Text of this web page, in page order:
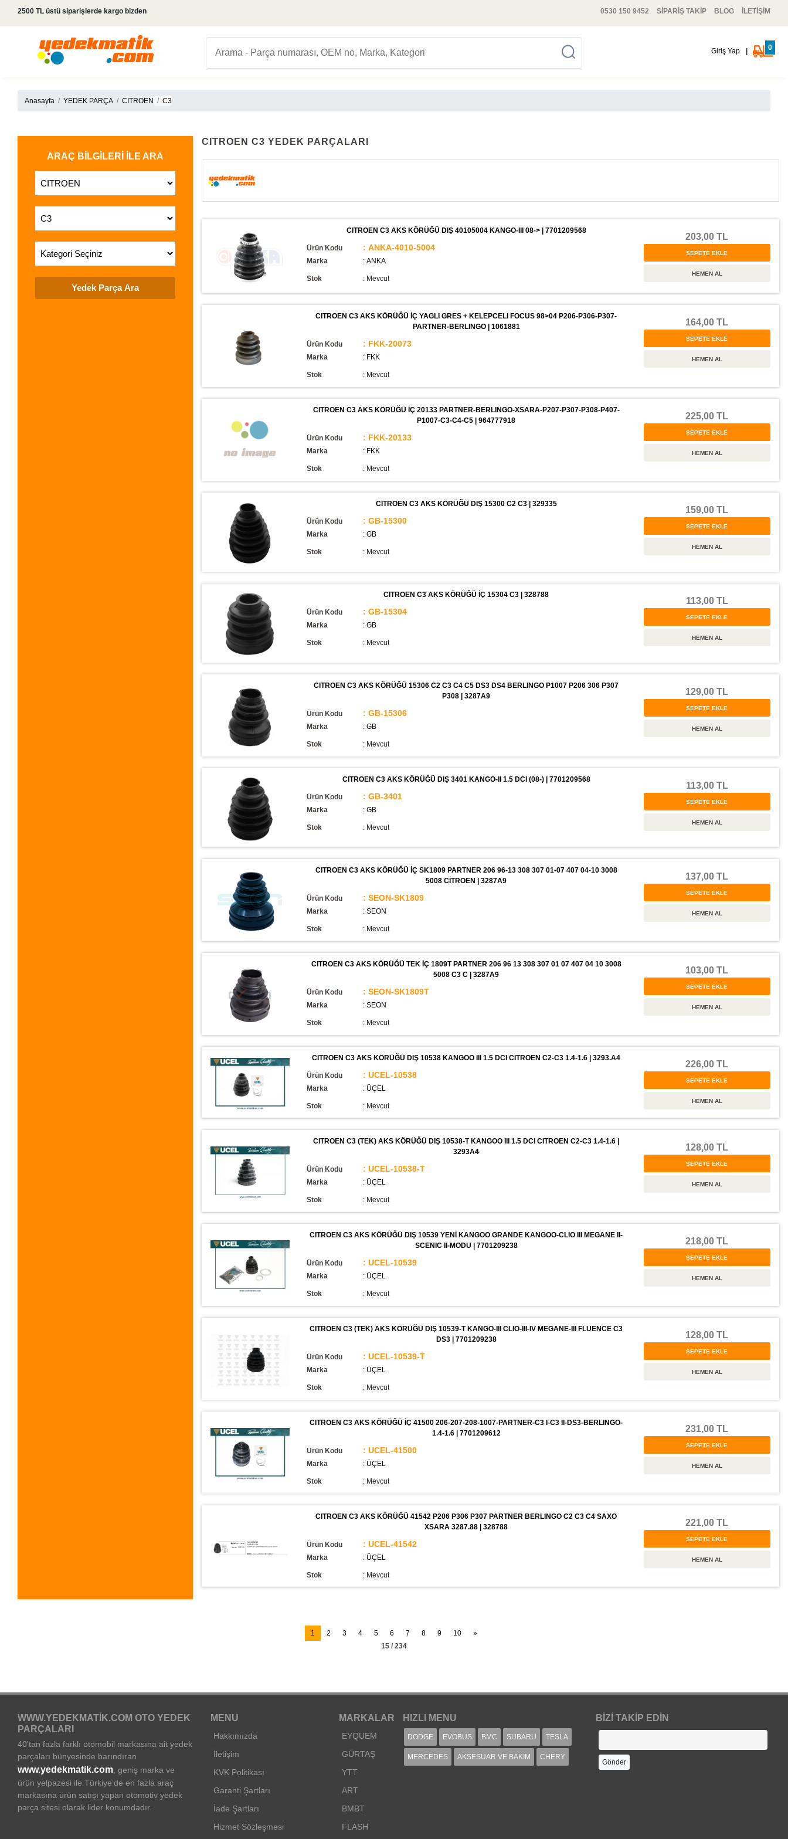
2500 TL üstü siparişlerde kargo bizden 0530 150 9452 SİPARİŞ TAKİP BLOG İLETİŞİM
Giriş Yap 0
Anasayfa YEDEK PARÇA CITROEN C3
ARAÇ BILGILERI İLE ARA
CITROEN C3 YEDEK PARÇALARI
CITROEN C3 AKS KÖRÜĞÜ DIŞ 40105004 KANGO-III 08-> | 7701209568
Ürün Kodu : ANKA-4010-5004
Marka : ANKA
Stok : Mevcut
203,00 TL
CITROEN C3 AKS KÖRÜĞÜ İÇ YAGLI GRES + KELEPCELI FOCUS 98>04 P206-P306-P307-
PARTNER-BERLINGO | 1061881
Ürün Kodu : FKK-20073
Marka : FKK
Stok : Mevcut
164,00 TL
CITROEN C3 AKS KÖRÜĞÜ İÇ 20133 PARTNER-BERLINGO-XSARA-P207-P307-P308-P407-
P1007-C3-C4-C5 | 964777918
Ürün Kodu : FKK-20133
Marka : FKK
Stok : Mevcut
225,00 TL
CITROEN C3 AKS KÖRÜĞÜ DIŞ 15300 C2 C3 | 329335
Ürün Kodu : GB-15300
Marka : GB
Stok : Mevcut
159,00 TL
CITROEN C3 AKS KÖRÜĞÜ İÇ 15304 C3 | 328788
Ürün Kodu : GB-15304
Marka : GB
Stok : Mevcut
113,00 TL
CITROEN C3 AKS KÖRÜĞÜ 15306 C2 C3 C4 C5 DS3 DS4 BERLINGO P1007 P206 306 P307
P308 | 3287A9
Ürün Kodu : GB-15306
Marka : GB
Stok : Mevcut
129,00 TL
CITROEN C3 AKS KÖRÜĞÜ DIŞ 3401 KANGO-II 1.5 DCI (08-) | 7701209568
Ürün Kodu : GB-3401
Marka : GB
Stok : Mevcut
113,00 TL
CITROEN C3 AKS KÖRÜĞÜ İÇ SK1809 PARTNER 206 96-13 308 307 01-07 407 04-10 3008
5008 CİTROEN | 3287A9
Ürün Kodu : SEON-SK1809
Marka : SEON
Stok : Mevcut
137,00 TL
CITROEN C3 AKS KÖRÜĞÜ TEK İÇ 1809T PARTNER 206 96 13 308 307 01 07 407 04 10 3008
5008 C3 C | 3287A9
Ürün Kodu : SEON-SK1809T
Marka : SEON
Stok : Mevcut
103,00 TL
CITROEN C3 AKS KÖRÜĞÜ DIŞ 10538 KANGOO III 1.5 DCI CITROEN C2-C3 1.4-1.6 | 3293.A4
Ürün Kodu : UCEL-10538
Marka : ÜÇEL
Stok : Mevcut
226,00 TL
CITROEN C3 (TEK) AKS KÖRÜĞÜ DIŞ 10538-T KANGOO III 1.5 DCI CITROEN C2-C3 1.4-1.6 |
3293A4
Ürün Kodu : UCEL-10538-T
Marka : ÜÇEL
Stok : Mevcut
128,00 TL
CITROEN C3 AKS KÖRÜĞÜ DIŞ 10539 YENİ KANGOO GRANDE KANGOO-CLIO III MEGANE II-
SCENIC II-MODU | 7701209238
Ürün Kodu : UCEL-10539
Marka : ÜÇEL
Stok : Mevcut
218,00 TL
CITROEN C3 (TEK) AKS KÖRÜĞÜ DIŞ 10539-T KANGO-III CLIO-III-IV MEGANE-III FLUENCE C3
DS3 | 7701209238
Ürün Kodu : UCEL-10539-T
Marka : ÜÇEL
Stok : Mevcut
128,00 TL
CITROEN C3 AKS KÖRÜĞÜ İÇ 41500 206-207-208-1007-PARTNER-C3 I-C3 II-DS3-BERLINGO-
1.4-1.6 | 7701209612
Ürün Kodu : UCEL-41500
Marka : ÜÇEL
Stok : Mevcut
231,00 TL
CITROEN C3 AKS KÖRÜĞÜ 41542 P206 P306 P307 PARTNER BERLINGO C2 C3 C4 SAXO
XSARA 3287.88 | 328788
Ürün Kodu : UCEL-41542
Marka : ÜÇEL
Stok : Mevcut
221,00 TL
1 2 3 4 5 6 7 8 9 10
»
15 / 234
WWW.YEDEKMATIK.COM OTO YEDEK
PARÇALARI
40'tan fazla farklı otomobil markasına ait yedek
parçaları bünyesinde barındıran
www.yedekmatik.com, geniş marka ve
ürün yelpazesi ile Türkiye’de en fazla araç
markasına ürün satışı yapan otomotiv yedek
parça sitesi olarak lider konumdadır.
MENU
Hakkımızda
İletişim
KVK Politikası
Garanti Şartları
İade Şartları
Hizmet Sözleşmesi
MARKALAR
EYQUEM
GÜRTAŞ
YTT
ART
BMBT
FLASH
HIZLI MENU
DODGE EVOBUS BMC SUBARU TESLA
MERCEDES AKSESUAR VE BAKIM CHERY
BIZI TAKIP EDIN